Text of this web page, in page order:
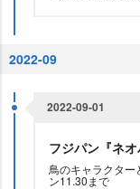
2022-09
2022-09-01
フジパン『ネオ
鳥のキャラクタ
ン11.30まで